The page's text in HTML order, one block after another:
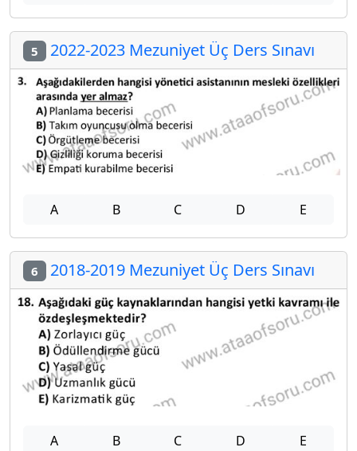
5 2022-2023 Mezuniyet Üç Ders Sınavı
A B C D E
6 2018-2019 Mezuniyet Üç Ders Sınavı
A B C D E